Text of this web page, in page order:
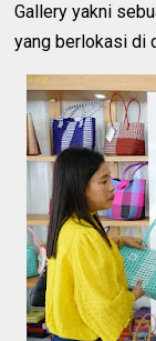
Gallery yakni
yang berlokasi di